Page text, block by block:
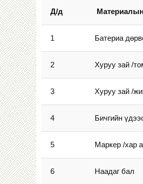
Д/д
1 Батериа
2 Хуруу зай /
3 Хуруу зай /
4 Бичгийн
5 Маркер /хар
6 Наадаг бал